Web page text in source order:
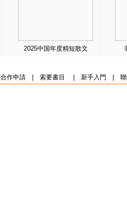
2025中国年度精短散文
合作申請| 索要書目 新手入門